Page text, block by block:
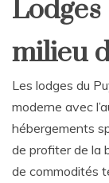
milieu
Les lodges du
moderne avec
hébergements
de profiter de la
de commodités